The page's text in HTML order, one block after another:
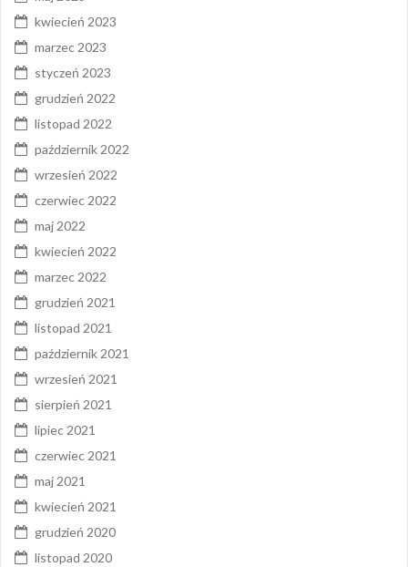
kwiecień 2023
marzec 2023
styczeń 2023
grudzień 2022
listopad 2022
październik 2022
wrzesień 2022
czerwiec 2022
maj 2022
kwiecień 2022
marzec 2022
grudzień 2021
listopad 2021
październik 2021
wrzesień 2021
sierpień 2021
lipiec 2021
czerwiec 2021
maj 2021
kwiecień 2021
grudzień 2020
listopad 2020